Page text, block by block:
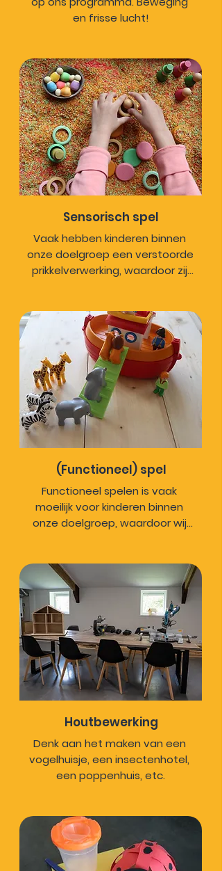
en frisse lucht!
Sensorisch spel
Vaak hebben kinderen binnen
onze doelgroep een verstoorde
prikkelverwerking, waardoor zij
zintuigen en stimuleert de
hersenontwikkeling bij kinderen.
Het spelen met sensorisch
materiaal helpt bij het
verwerken van prikkels en kan
spanning verminderen.
(Functioneel) spel
Functioneel spelen is vaak
moeilijk voor kinderen binnen
onze doelgroep, waardoor wij
ondersteunen we de kinderen in
het uitbreiden van hun
spelvaardigheden.
Houtbewerking
Denk aan het maken van een
vogelhuisje, een insectenhotel,
een poppenhuis, etc.